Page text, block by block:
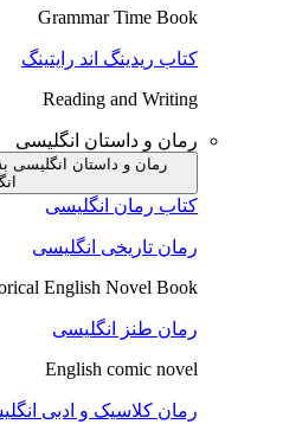
Grammar Time Book
کتاب ریدینگ اند رایتینگ
Reading and Writing
رمان و داستان انگلیسی
رمان و داستان انگلیسی
کتاب رمان انگلیسی
رمان تاریخی انگلیسی
English Novel Book
رمان طنز انگلیسی
English comic novel
رمان کلاسیک و ادبی